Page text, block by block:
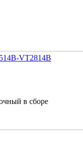
VT2814B
в сборе